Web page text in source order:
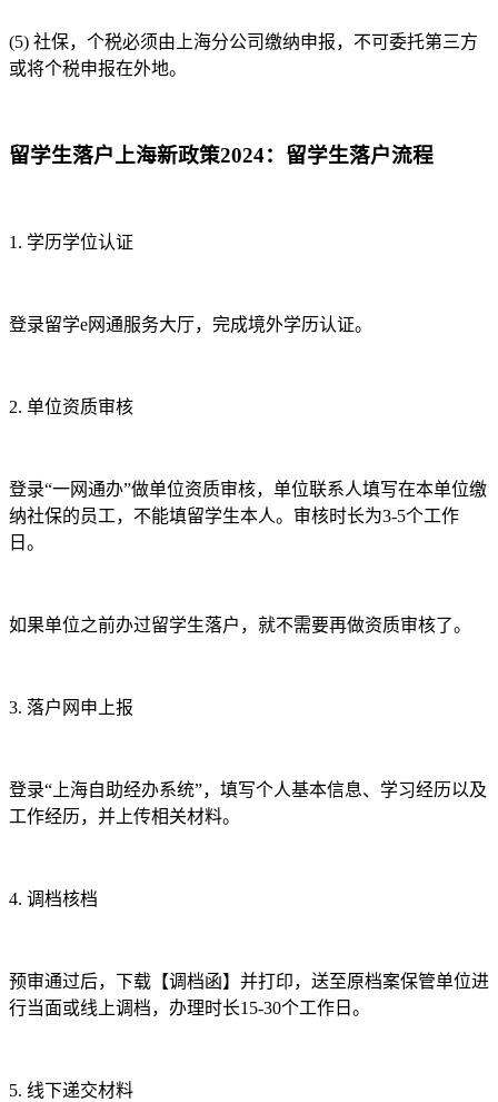
(5) 社保，个税必须由上海分公司缴纳申报，不可委托第三方
或将个税申报在外地。
留学生落户上海新政策2024：留学生落户流程
1. 学历学位认证
登录留学e网通服务大厅，完成境外学历认证。
2. 单位资质审核
登录“一网通办”做单位资质审核，单位联系人填写在本单位缴
纳社保的员工，不能填留学生本人。审核时长为3-5个工作
日。
如果单位之前办过留学生落户，就不需要再做资质审核了。
3. 落户网申上报
登录“上海自助经办系统”，填写个人基本信息、学习经历以及
工作经历，并上传相关材料。
4. 调档核档
预审通过后，下载【调档函】并打印，送至原档案保管单位进
行当面或线上调档，办理时长15-30个工作日。
5. 线下递交材料